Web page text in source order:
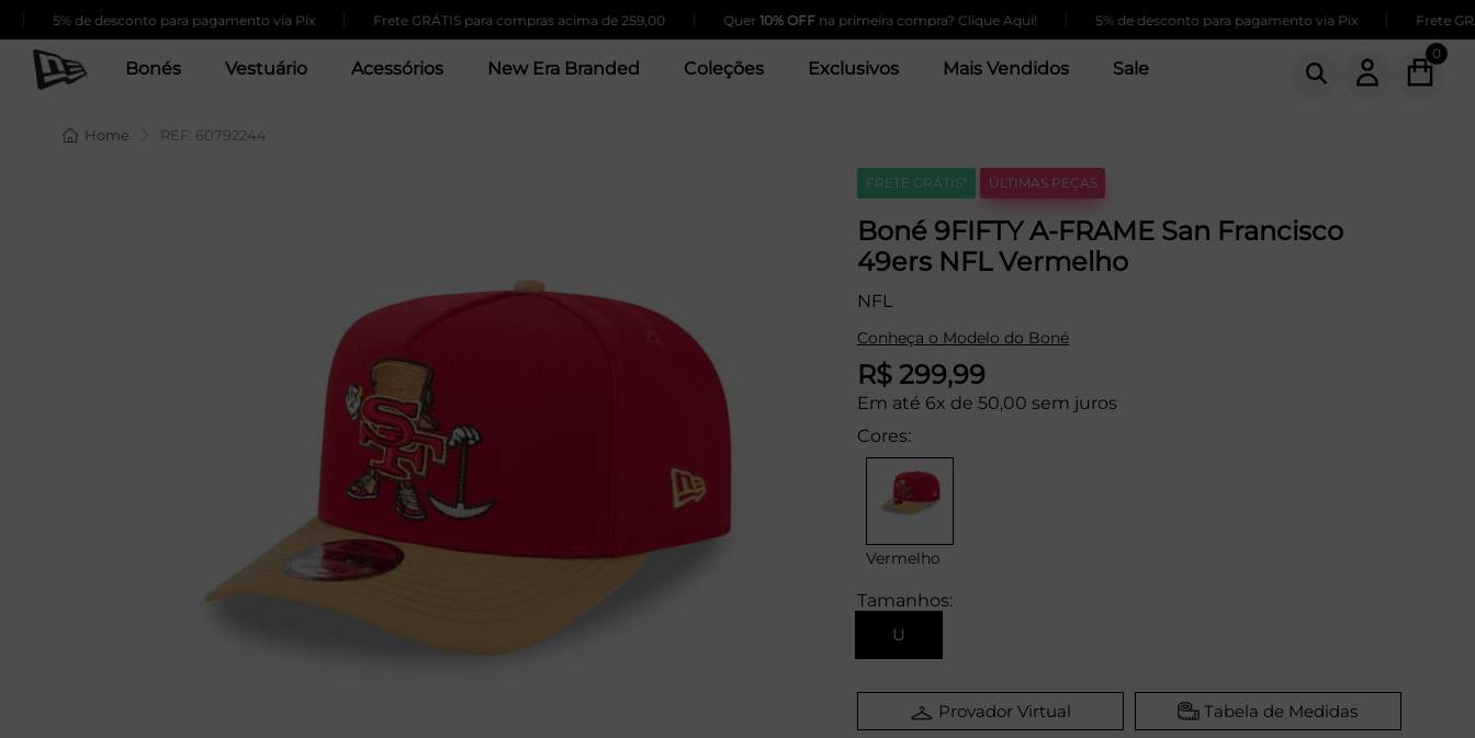
5% de desconto para pagamento via Pix | Frete GRÁTIS para compras acima de 259,00 | 10% OFFna primeira compra? Clique Aqui! | 5% de desconto para pagamento via Pix | Frete
Bonés Vestuário Acessórios New Era Branded Coleções Exclusivos Mais Vendidos Sale
0
Home REF: 60792244
FRETE GRÁTIS* ÚLTIMAS PEÇAS
Boné 9FIFTY A-FRAME San Francisco
49ers NFL Vermelho
NFL
Conheça o Modelo do Boné
R$ 299,99
Em até 6x de 50,00 sem juros
Cores:
Vermelho
Tamanhos:
U
Provador Virtual Tabela de Medidas